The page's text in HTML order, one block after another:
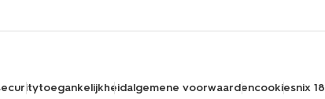
toegankelijkheidalgemene voorwaardencookiesnix 18